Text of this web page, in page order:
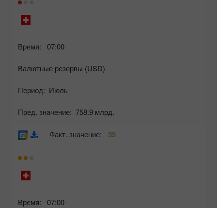
Время: 07:00
Валютные резервы (USD)
Период: Июль
Пред. значение: 758.9 млрд.
Время: 07:00
Факт. значение: -33